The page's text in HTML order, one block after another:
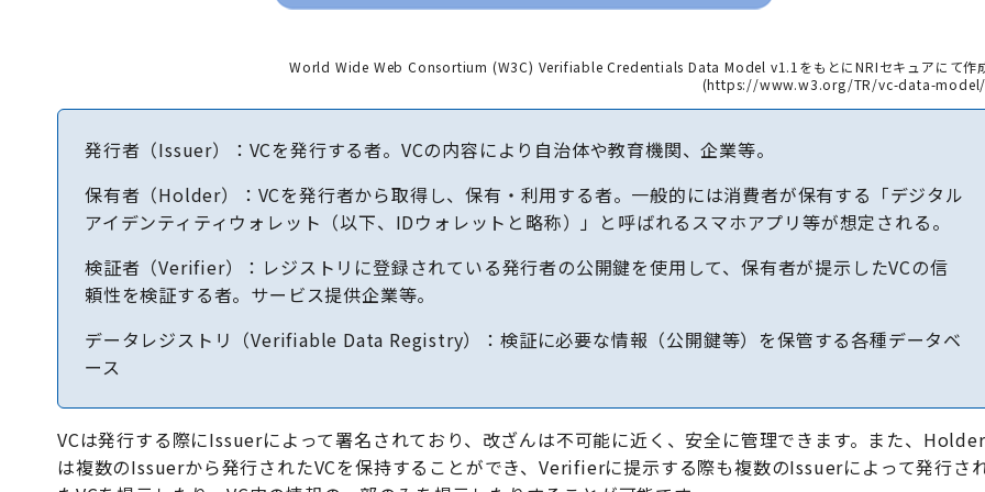
World Wide Web Consortium (W3C) Verifiable Credentials Data Model v1.1 をもとにNRIセキュアにて作
(https://www.w3.org/TR/vc-data-
発行者（Issuer）：VCを発行する者。VCの内容により自治体や教育機関、企業等。
保有者（Holder）：VCを発行者から取得し、保有・利用する者。一般的には消費者が保有する「デジタル
アイデンティティウォレット（以下、IDウォレットと略称）」と呼ばれるスマホアプリ等が想定される。
検証者（Verifier）：レジストリに登録されている発行者の公開鍵を使用して、保有者が提示したVCの信
頼性を検証する者。サービス提供企業等。
データレジストリ（Verifiable Data Registry）：検証に必要な情報（公開鍵等）を保管する各種データベ
ース
VCは発行する際にIssuerによって署名されており、改ざんは不可能に近く、安全に管理できます。また、Holder
は複数のIssuerから発行されたVCを保持することができ、Verifierに提示する際も複数のIssuerによって発行さ